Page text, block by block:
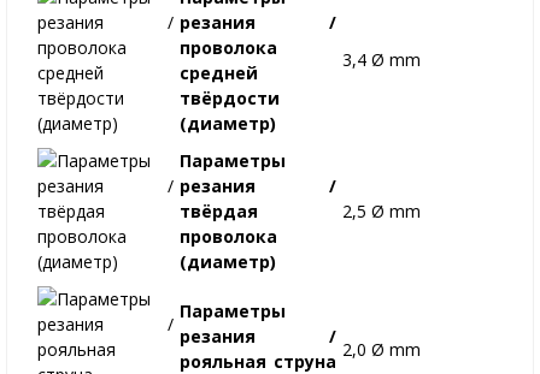
резания /
проволока
средней
твёрдости
(диаметр)
3,4 Ø mm
Параметры
резания /
твёрдая
проволока
(диаметр)
2,5 Ø mm
Параметры
резания /
рояльная струна
2,0 Ø mm